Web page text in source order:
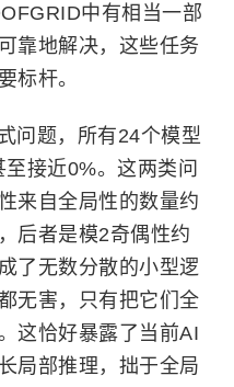
中有相当一部
靠地解决，这些任务
标杆。
问题，所有24个模型
接近0%。这两类问
来自全局性的数量约
后者是模2奇偶性约
了无数分散的小型逻
无害，只有把它们全
这恰好暴露了当前AI
局部推理，拙于全局